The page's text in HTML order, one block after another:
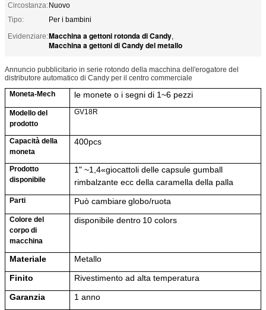
Circostanza:Nuovo
Tipo:
Per i bambini
Evidenziare:Macchina a gettoni rotonda di Candy,
Macchina a gettoni di Candy del metallo
Annuncio pubblicitario in serie rotondo della macchina dell'erogatore del
distributore automatico di Candy per il centro commerciale
Moneta-Mech
le monete o i segni di 1~6 pezzi
Modello del
prodotto
GV18R
Capacità della
moneta
400pcs
Prodotto
disponibile
1" ~1,4«giocattoli delle capsule gumball
rimbalzante ecc della caramella della palla
Parti Può cambiareglobo/ruota
Colore del
corpo di
macchina
disponibile dentro 10 colors
Materiale
Metallo
Finito
Rivestimento ad alta temperatura
Garanzia
1 anno